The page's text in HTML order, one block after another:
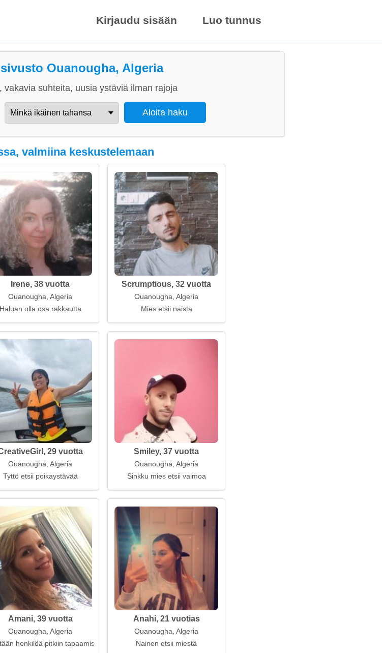
Kirjaudu sisään Luo tunnus
Ouanougha, Algeria
vakavia suhteita, uusia ystäviä ilman rajoja
valmiina keskustelemaan
Irene, 38 vuotta
Ouanougha, Algeria
Haluan olla osa rakkautta
Scrumptious, 32 vuotta
Ouanougha, Algeria
Mies etsii naista
29 vuotta
Ouanougha, Algeria
Tyttö etsii poikaystävää
Smiley, 37 vuotta
Ouanougha, Algeria
Sinkku mies etsii vaimoa
Amani, 39 vuotta
Ouanougha, Algeria
henkilöä pitkiin tapaamisiin
Anahi, 21 vuotias
Ouanougha, Algeria
Nainen etsii miestä